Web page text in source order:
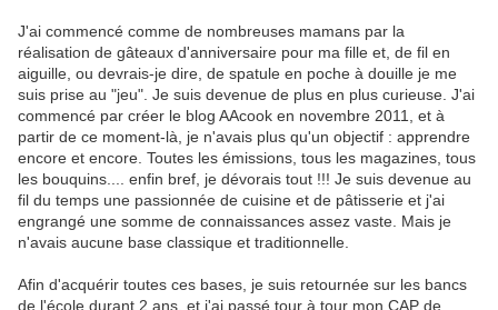
J'ai commencé comme de nombreuses mamans par la
réalisation de gâteaux d'anniversaire pour ma fille et, de fil en
aiguille, ou devrais-je dire, de spatule en poche à douille je me
suis prise au "jeu". Je suis devenue de plus en plus curieuse. J'ai
commencé par créer le blog AAcook en novembre 2011, et à
partir de ce moment-là, je n'avais plus qu'un objectif : apprendre
encore et encore. Toutes les émissions, tous les magazines, tous
les bouquins.... enfin bref, je dévorais tout !!! Je suis devenue au
fil du temps une passionnée de cuisine et de pâtisserie et j'ai
engrangé une somme de connaissances assez vaste. Mais je
n'avais aucune base classique et traditionnelle.
Afin d'acquérir toutes ces bases, je suis retournée sur les bancs
de l'école durant 2 ans, et j'ai passé tour à tour mon CAP de